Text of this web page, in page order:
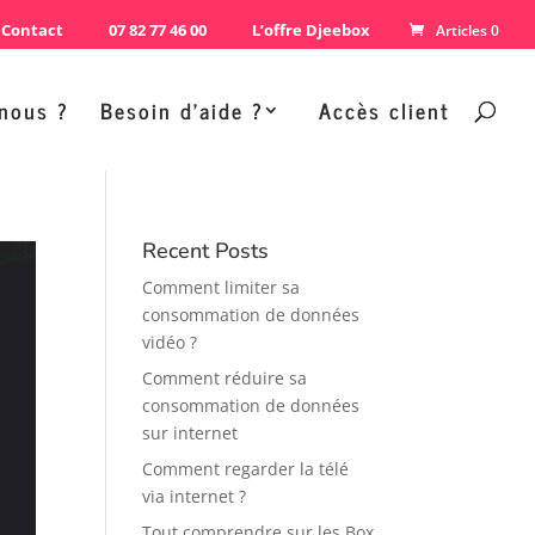
Contact 07 82 77 46 00 L’offre Djeebox Articles 0
? Besoin d’aide ? Accès client
Recent Posts
Comment limiter sa
consommation de données
vidéo ?
Comment réduire sa
consommation de données
sur internet
Comment regarder la télé
via internet ?